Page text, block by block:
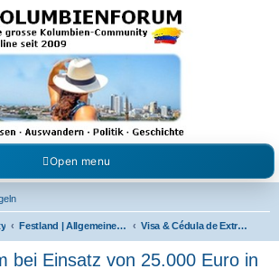
- Das
der
Politik, Geschichte und Visum in Kolumbien und Venezuela.
Gemeinschaft im Kolumbienforum
Open menu
Festland | Allgemeine Fragen Visa & Cédula de Extranjería
bei Einsatz von 25.000 Euro in